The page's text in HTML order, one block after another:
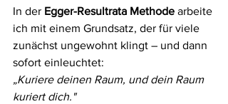
In der Egger-Resultrata Methode arbeite
ich mit einem Grundsatz, der für viele
zunächst ungewohnt klingt – und dann
sofort einleuchtet:
„Kuriere deinen Raum, und dein Raum
kuriert dich."